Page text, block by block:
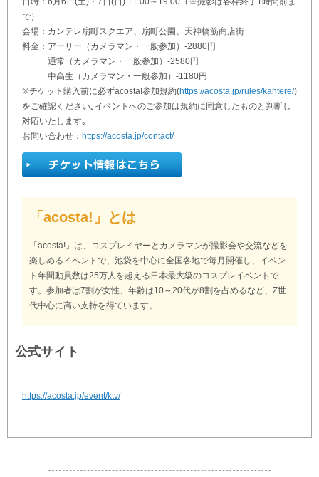
で）
会場：カンテレ扇町スクエア、扇町公園、天神橋筋商店街
料金：アーリー（カメラマン・一般参加）-2880円
通常（カメラマン・一般参加）-2580円
中高生（カメラマン・一般参加）-1180円
※チケット購入前に必ずacosta!参加規約(https://acosta.jp/rules/kantere/)
をご確認ください｡イベントへのご参加は規約に同意したものと判断し
対応いたします｡
お問い合わせ： https://acosta.jp/contact/
「acosta!」とは
「acosta!」は、コスプレイヤーとカメラマンが撮影会や交流などを
楽しめるイベントで、池袋を中心に全国各地で毎月開催し、イベン
ト年間動員数は25万人を超える日本最大級のコスプレイベントで
す。参加者は7割が女性、年齢は10～20代が8割を占めるなど、Z世
代中心に高い支持を得ています。
公式サイト
https://acosta.jp/event/ktv/